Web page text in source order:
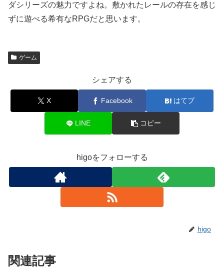
ダシリーズの魅力ですよね。敷かれたレールの存在を感じ
ずに遊べる希有なRPGだと思います。
ゲーム
シェアする
X Facebook はてブ
LINE コピー
higoをフォローする
higo
関連記事